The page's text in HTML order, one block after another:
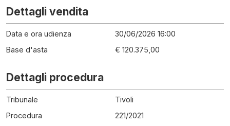
Dettagli vendita
Data e ora udienza
30/06/2026 16:00
Base d'asta
€ 120.375,00
Dettagli procedura
Tribunale
Tivoli
Procedura
221/2021